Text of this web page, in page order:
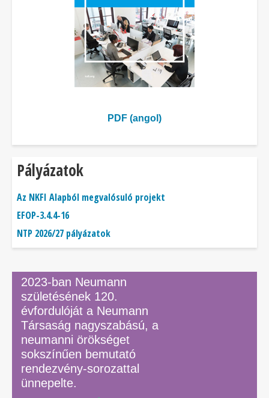
PDF (angol)
Pályázatok
Az NKFI Alapból megvalósuló projekt
EFOP-3.4.4-16
NTP 2026/27 pályázatok
2023-ban Neumann
születésének 120.
évfordulóját a Neumann
Társaság nagyszabású, a
neumanni örökséget
sokszínűen bemutató
rendezvény-sorozattal
ünnepelte.